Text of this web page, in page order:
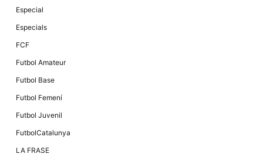
Especial
Especials
FCF
Futbol Amateur
Futbol Base
Futbol Femení
Futbol Juvenil
FutbolCatalunya
LA FRASE